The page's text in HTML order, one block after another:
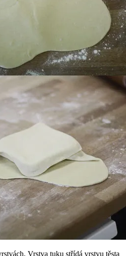
Vrstva tuku střídá vrstvu těsta